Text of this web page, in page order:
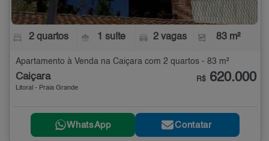
2 quartos 1 suíte 2 vagas 83 m²
Apartamento à Venda na Caiçara com 2 quartos - 83 m²
Caiçara
Litoral - Praia Grande
R$ 620.000
WhatsApp Contatar